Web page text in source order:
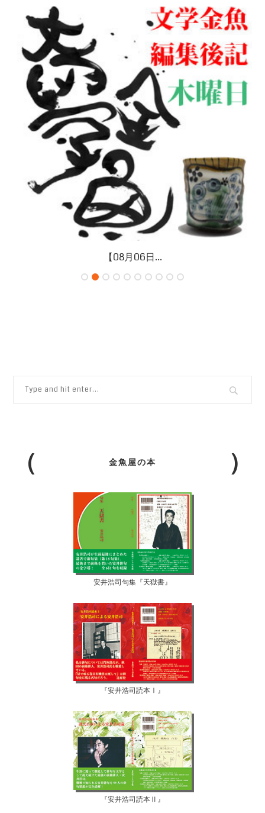
【08月06日...
金魚屋の本
安井浩司句集『天獄書』
『安井浩司読本Ⅰ』
『安井浩司読本Ⅱ』